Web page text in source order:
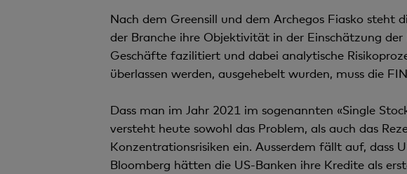
Nach dem Greensill und dem Archegos Fiasko
der Branche ihre Objektivität in der Einschätzung
Geschäfte fazilitiert und dabei analytische
überlassen werden, ausgehebelt wurden, muss die
Dass man im Jahr 2021 im sogenannten «Single
versteht heute sowohl das Problem, als auch das
Konzentrationsrisiken ein. Ausserdem fällt auf, dass
Bloomberg hätten die US-Banken ihre Kredite als